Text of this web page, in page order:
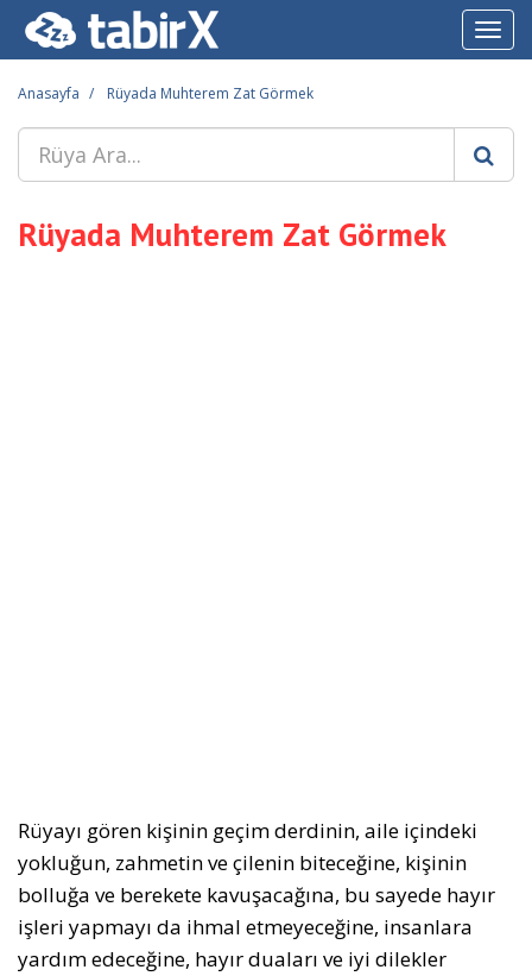
Anasayfa Rüyada Muhterem Zat Görmek
Rüyada Muhterem Zat Görmek
Rüyayı gören kişinin geçim derdinin, aile içindeki
yokluğun, zahmetin ve çilenin biteceğine, kişinin
bolluğa ve berekete kavuşacağına, bu sayede hayır
işleri yapmayı da ihmal etmeyeceğine, insanlara
yardım edeceğine, hayır duaları ve iyi dilekler